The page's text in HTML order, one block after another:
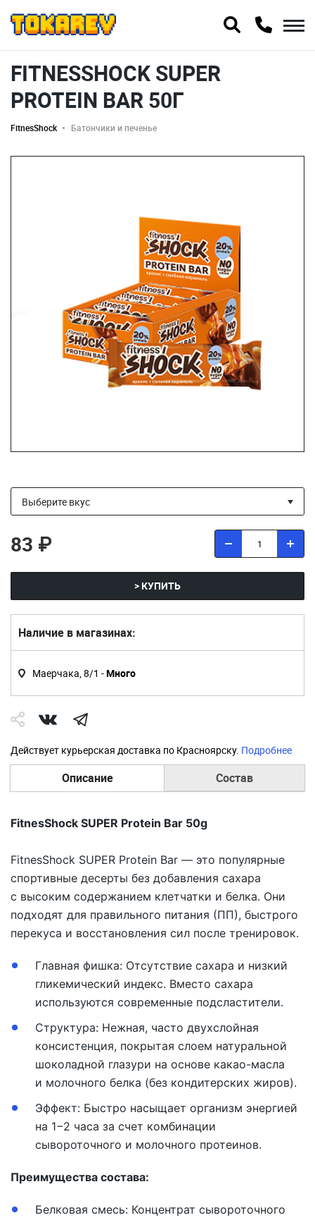
FITNESSHOCK SUPER
PROTEIN BAR 50Г
FitnesShock Батончики и печенье
83 ₽
> КУПИТЬ
Наличие в магазинах:
Маерчака, 8/1 -Много
Действует курьерская доставка по Красноярску. Подробнее
Описание Состав
FitnesShock SUPER Protein Bar 50g
FitnesShock SUPER Protein Bar — это популярные
спортивные десерты без добавления сахара
с высоким содержанием клетчатки и белка. Они
подходят для правильного питания (ПП), быстрого
перекуса и восстановления сил после тренировок.
Главная фишка: Отсутствие сахара и низкий
гликемический индекс. Вместо сахара
используются современные подсластители.
Структура: Нежная, часто двухслойная
консистенция, покрытая слоем натуральной
шоколадной глазури на основе какао-масла
и молочного белка (без кондитерских жиров).
Эффект: Быстро насыщает организм энергией
на 1−2 часа за счет комбинации
сывороточного и молочного протеинов.
Преимущества состава:
Белковая смесь: Концентрат сывороточного